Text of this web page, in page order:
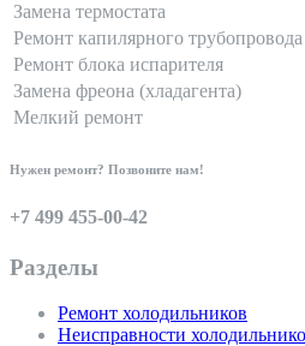
Замена термостата
Ремонт капилярного трубопровода
Ремонт блока испарителя
Замена фреона (хладагента)
Мелкий ремонт
Нужен ремонт? Позвоните нам!
+7 499 455-00-42
Разделы
Ремонт холодильников
Неисправности